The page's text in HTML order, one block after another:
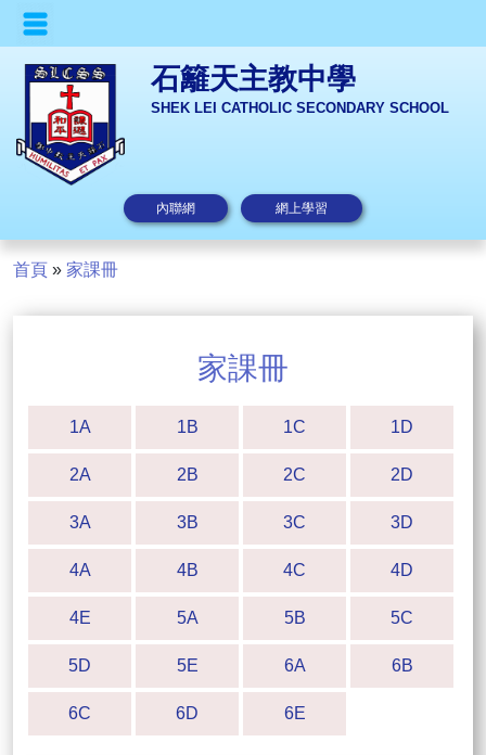
石籬天主教中學
SHEK LEI CATHOLIC SECONDARY SCHOOL
內聯網 網上學習
首頁 » 家課冊
家課冊
1A 1B 1C 1D
2A 2B 2C 2D
3A 3B 3C 3D
4A 4B 4C 4D
4E 5A 5B 5C
5D 5E 6A 6B
6C 6D 6E